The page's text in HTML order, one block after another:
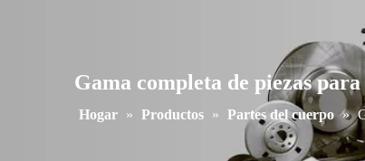
Gama completa de piezas
Hogar » Productos » Partes del cuerpo »